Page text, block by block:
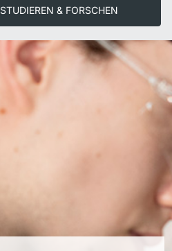
STUDIEREN & FORSCHEN